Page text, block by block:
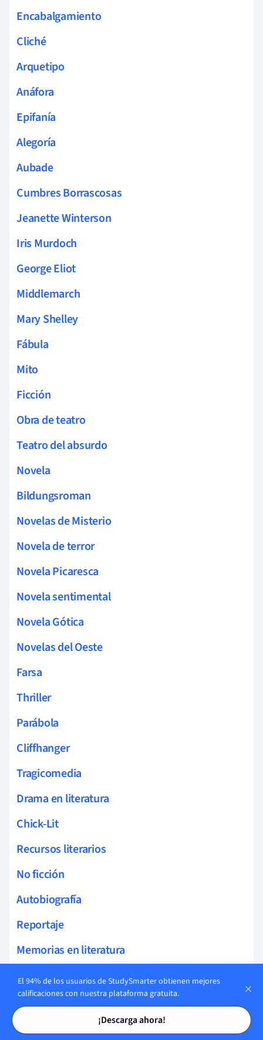
Tarjetas de estudio
Tarjetas de estudio
Encabalgamiento
Cliché
Arquetipo
Anáfora
Epifanía
Alegoría
Aubade
Cumbres Borrascosas
Jeanette Winterson
Iris Murdoch
George Eliot
Middlemarch
Mary Shelley
Fábula
Mito
Ficción
Obra de teatro
Teatro del absurdo
Novela
Bildungsroman
Novelas de Misterio
Novela de terror
Novela Picaresca
Novela sentimental
Novela Gótica
Novelas del Oeste
Farsa
Thriller
Parábola
Cliffhanger
Tragicomedia
Drama en literatura
Chick-Lit
Recursos literarios
No ficción
Autobiografía
Reportaje
Memorias en literatura
Flujo de conciencia
Intertextualidad
El 94% de los usuarios de StudySmarter obtienen mejores
calificaciones con nuestra plataforma gratuita.
¡Descarga ahora!